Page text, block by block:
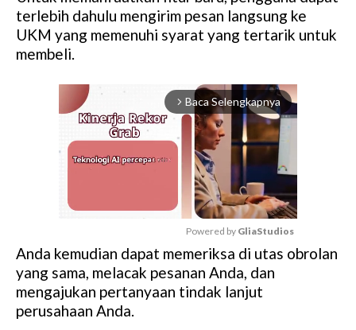
terlebih dahulu mengirim pesan langsung ke
UKM yang memenuhi syarat yang tertarik untuk
membeli.
arrow_forward_ios Baca Selengkapnya
M
u
t
Powered by GliaStudios
Anda kemudian dapat memeriksa di utas obrolan
yang sama, melacak pesanan Anda, dan
mengajukan pertanyaan tindak lanjut
perusahaan Anda.